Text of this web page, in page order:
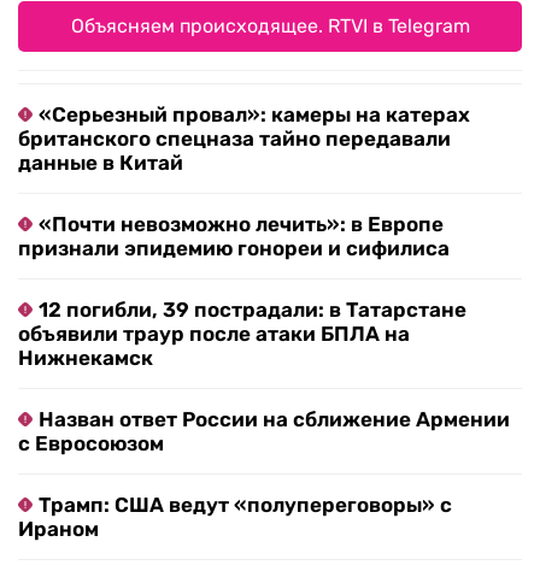
Объясняем происходящее. RTVI в Telegram
«Серьезный провал»: камеры на катерах
британского спецназа тайно передавали
данные в Китай
«Почти невозможно лечить»: в Европе
признали эпидемию гонореи и сифилиса
12 погибли, 39 пострадали: в Татарстане
объявили траур после атаки БПЛА на
Нижнекамск
Назван ответ России на сближение Армении
с Евросоюзом
Трамп: США ведут «полупереговоры» с
Ираном